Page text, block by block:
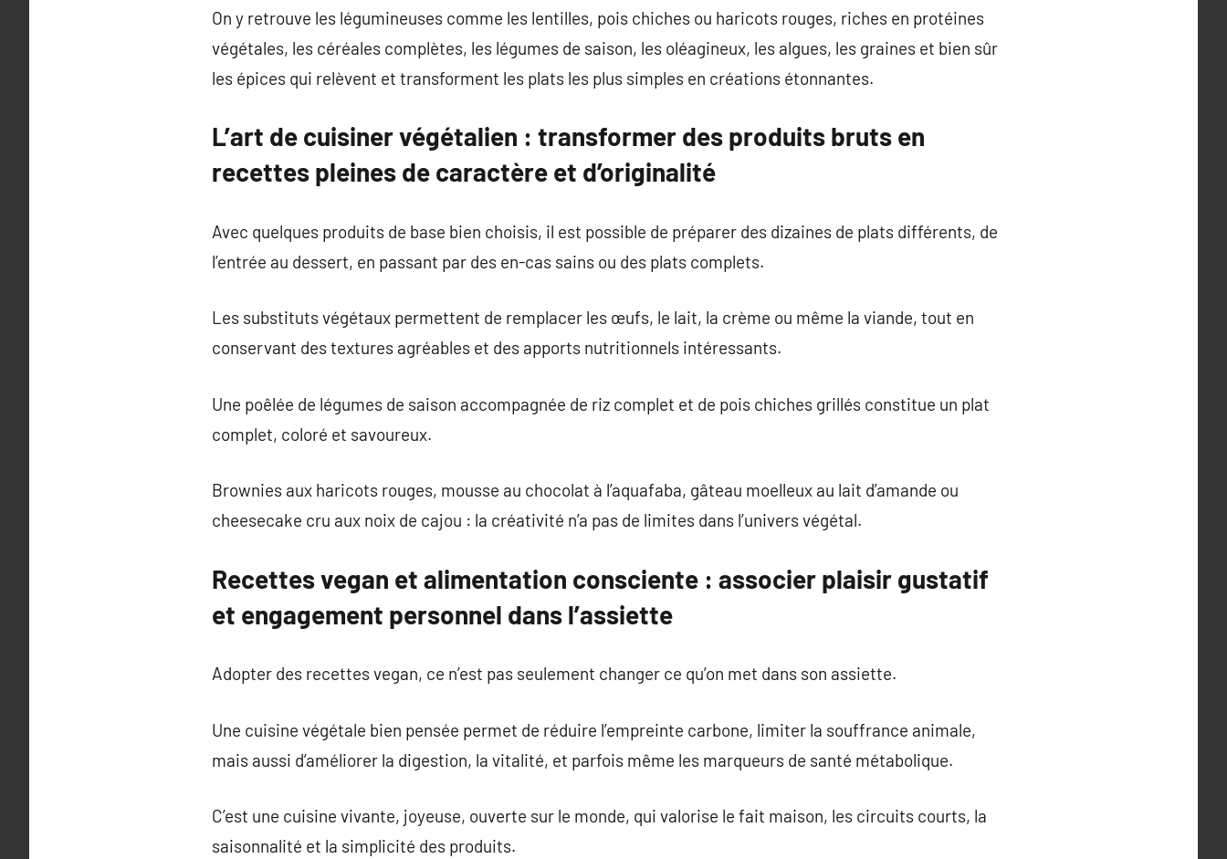
On y retrouve les légumineuses comme les lentilles, pois chiches ou haricots rouges, riches en protéines
végétales, les céréales complètes, les légumes de saison, les oléagineux, les algues, les graines et bien sûr
les épices qui relèvent et transforment les plats les plus simples en créations étonnantes.
L’art de cuisiner végétalien : transformer des produits bruts en
recettes pleines de caractère et d’originalité
Avec quelques produits de base bien choisis, il est possible de préparer des dizaines de plats différents, de
l’entrée au dessert, en passant par des en-cas sains ou des plats complets.
Les substituts végétaux permettent de remplacer les œufs, le lait, la crème ou même la viande, tout en
conservant des textures agréables et des apports nutritionnels intéressants.
Une poêlée de légumes de saison accompagnée de riz complet et de pois chiches grillés constitue un plat
complet, coloré et savoureux.
Brownies aux haricots rouges, mousse au chocolat à l’aquafaba, gâteau moelleux au lait d’amande ou
cheesecake cru aux noix de cajou : la créativité n’a pas de limites dans l’univers végétal.
Recettes vegan et alimentation consciente : associer plaisir gustatif
et engagement personnel dans l’assiette
Adopter des recettes vegan, ce n’est pas seulement changer ce qu’on met dans son assiette.
Une cuisine végétale bien pensée permet de réduire l’empreinte carbone, limiter la souffrance animale,
mais aussi d’améliorer la digestion, la vitalité, et parfois même les marqueurs de santé métabolique.
C’est une cuisine vivante, joyeuse, ouverte sur le monde, qui valorise le fait maison, les circuits courts, la
saisonnalité et la simplicité des produits.